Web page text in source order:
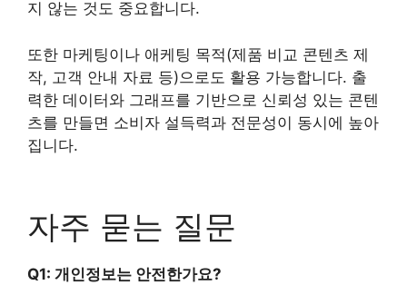
지 않는 것도 중요합니다.
또한 마케팅이나 애케팅 목적(제품 비교 콘텐츠 제
작, 고객 안내 자료 등)으로도 활용 가능합니다. 출
력한 데이터와 그래프를 기반으로 신뢰성 있는 콘텐
츠를 만들면 소비자 설득력과 전문성이 동시에 높아
집니다.
자주 묻는 질문
Q1: 개인정보는 안전한가요?